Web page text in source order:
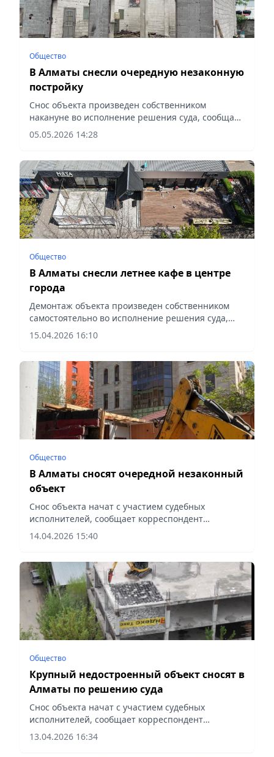
Общество
В Алматы снесли очередную незаконную
постройку
Снос объекта произведен собственником
накануне во исполнение решения суда, сообщает
vecher.kz.
05.05.2026 14:28
Общество
В Алматы снесли летнее кафе в центре
города
Демонтаж объекта произведен собственником
самостоятельно во исполнение решения суда,
сообщает корреспондент vecher.kz.
15.04.2026 16:10
Общество
В Алматы сносят очередной незаконный
объект
Снос объекта начат с участием судебных
исполнителей, сообщает корреспондент
vecher.kz.
14.04.2026 15:40
Общество
Крупный недостроенный объект сносят в
Алматы по решению суда
Снос объекта начат с участием судебных
исполнителей, сообщает корреспондент
vecher.kz.
13.04.2026 16:34